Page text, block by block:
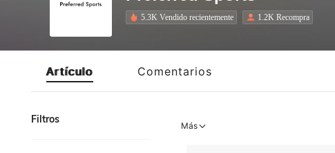
5.3K Vendido recientemente 1.2K Recompra
Artículo Comentarios
Filtros
Más